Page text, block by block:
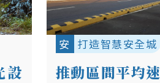
設
安 打造智慧安全城
推動區間平均